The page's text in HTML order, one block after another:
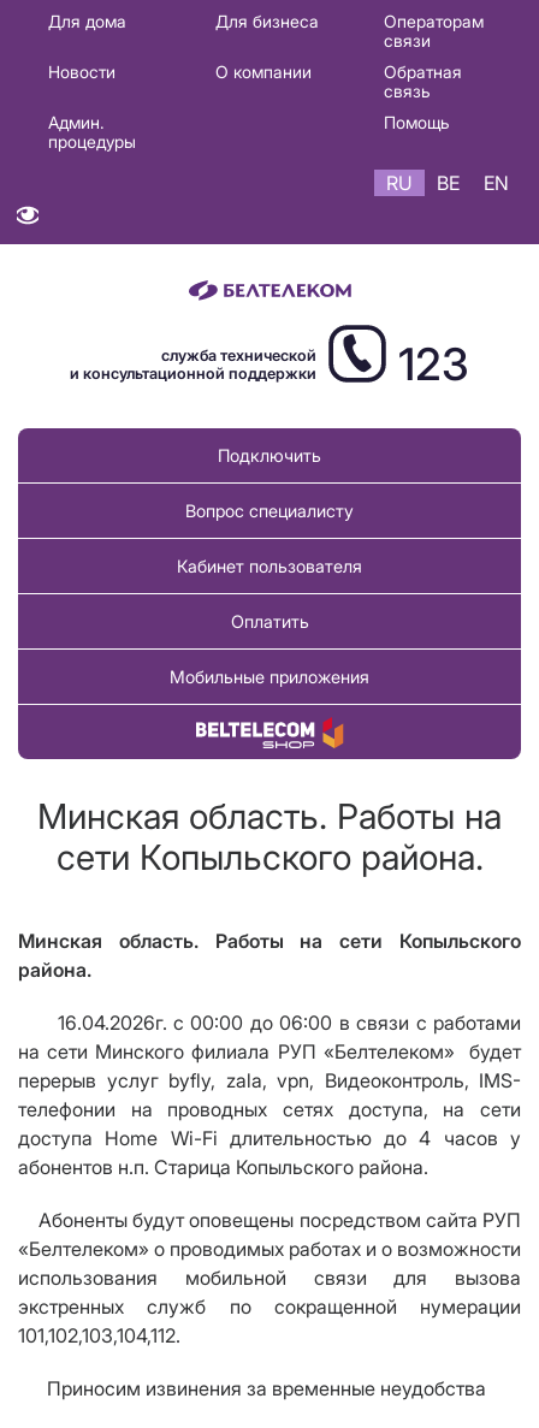
Основная
навигация
Для дома Для бизнеса
Операторам
связи
Новости
О компании
Обратная
связь
Админ.
процедуры
Помощь
RU BE EN
служба технической
и консультационной поддержки
123
Подключить
Вопрос специалисту
Кабинет пользователя
Оплатить
Мобильные приложения
Купить товар
Минская область. Работы на
сети Копыльского района.
Минская область. Работы на сети Копыльского
района.
16.04.2026г. с 00:00 до 06:00 в связи с работами
на сети Минского филиала РУП «Белтелеком» будет
перерыв услуг byfly, zala, vpn, Видеоконтроль, IMS-
телефонии на проводных сетях доступа, на сети
доступа Home Wi-Fi длительностью до 4 часов у
абонентов н.п. Старица Копыльского района.
Абоненты будут оповещены посредством сайта РУП
«Белтелеком» о проводимых работах и о возможности
использования мобильной связи для вызова
экстренных служб по сокращенной нумерации
101,102,103,104,112.
Приносим извинения за временные неудобства